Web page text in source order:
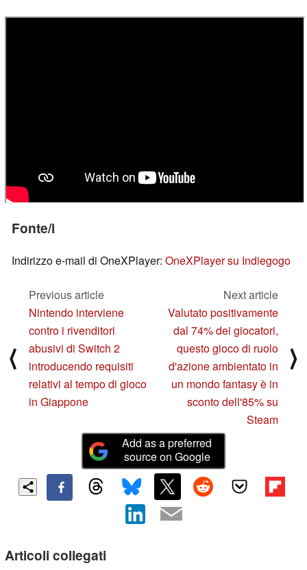
Fonte/i
Indirizzo e-mail di OneXPlayer: OneXPlayer su Indiegogo
⟨
Previous article
Nintendo interviene
contro i rivenditori
abusivi di Switch 2
introducendo requisiti
relativi al tempo di gioco
in Giappone
Next article
Valutato positivamente
dal 74% dei giocatori,
questo gioco di ruolo
d'azione ambientato in
un mondo fantasy è in
sconto dell'85% su
Steam
⟩
Add as a preferred
source on Google
Articoli collegati